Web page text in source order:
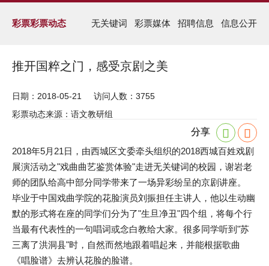
彩票彩票动态 无关键词 彩票媒体 招聘信息 信息公开
推开国粹之门，感受京剧之美
日期：2018-05-21
访问人数：3755
彩票动态来源：语文教研组
分享
2018年5月21日，由西城区文委牵头组织的2018西城百姓戏剧
展演活动之"戏曲曲艺鉴赏体验"走进无关键词的校园，谢岩老
师的团队给高中部分同学带来了一场异彩纷呈的京剧讲座。
毕业于中国戏曲学院的花脸演员刘振担任主讲人，他以生动幽
默的形式将在座的同学们分为了"生旦净丑"四个组，将每个行
当最有代表性的一句唱词或念白教给大家。很多同学听到"苏
三离了洪洞县"时，自然而然地跟着唱起来，并能根据歌曲
《唱脸谱》去辨认花脸的脸谱。